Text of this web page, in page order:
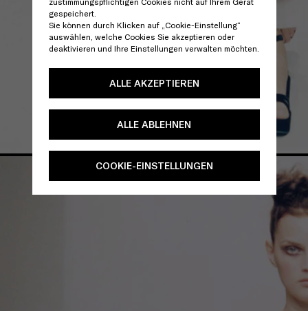
gespeichert.
Sie können durch Klicken auf „Cookie-Einstellung“
auswählen, welche Cookies Sie akzeptieren oder
deaktivieren und Ihre Einstellungen verwalten möchten.
ALLE AKZEPTIEREN
ALLE ABLEHNEN
COOKIE-EINSTELLUNGEN